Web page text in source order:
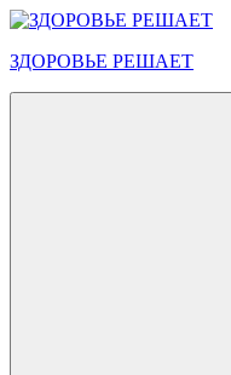
Перейти
содержимому
ЗДОРОВЬЕ РЕШАЕТ